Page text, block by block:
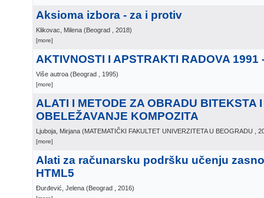
Aksioma izbora - za i protiv
Klikovac, Milena (Beograd , 2018)
[more]
AKTIVNOSTI I APSTRAKTI RADOVA 1991
Više autroa (Beograd , 1995)
[more]
ALATI I METODE ZA OBRADU BITEKSTA I
OBELEŽAVANJE KOMPOZITA
Ljuboja, Mirjana (MATEMATIČKI FAKULTET UNIVERZITETA U BEOGRADU ,
[more]
Alati za računarsku podršku učenju
HTML5
Đurđević, Jelena (Beograd , 2016)